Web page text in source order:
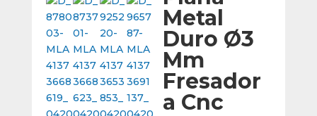
Metal
Duro Ø3
Mm
Fresador
a Cnc